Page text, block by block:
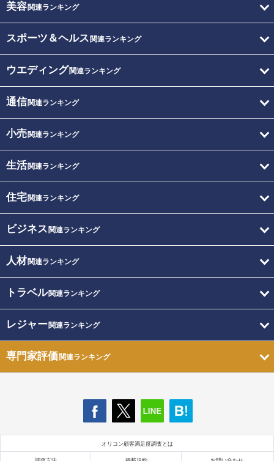
美容関連ランキング
スポーツ＆ヘルス 関連ランキング
ウエディング関連ランキング
通信関連ランキング
小売関連ランキング
生活関連ランキング
住宅関連ランキング
ビジネス 関連ランキング
人材関連ランキング
トラベル関連ランキング
レジャー関連ランキング
専門家評価関連ランキング
オリコン顧客満足度調査とは